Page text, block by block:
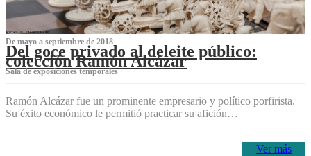
De mayo a septiembre de 2018
Del goce privado al deleite público:
colección Ramón Alcázar
Sala de exposiciones temporales
Ramón Alcázar fue un prominente empresario y político porfirista.
Su éxito económico le permitió practicar su afición…
Ver más